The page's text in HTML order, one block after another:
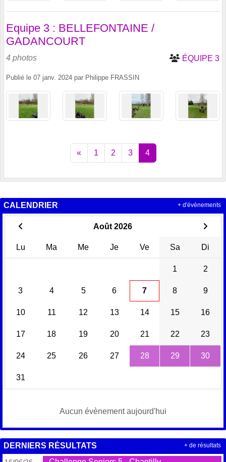
Equipe 3 : BELLEFONTAINE /
GADANCOURT
4 photos ÉQUIPE 3
Publié le 07 janv. 2024 par Philippe FRASSIN
« 1 2 3 4
CALENDRIER
Août 2026
Lu Ma Me Je Ve Sa Di
1 2
3 4 5 6 7 8 9
10 11 12 13 14 15 16
17 18 19 20 21 22 23
24 25 26 27 28 29 30
31
Aucun évènement aujourd'hui
+ d'évènements
DERNIERS RÉSULTATS + de résultats